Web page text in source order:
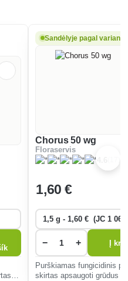
Sandėlyje pagal variantą
Chorus 50 wg
Floraservis
1,60 €
− + Į
Purškiamas fungicidinis
skirtas apsaugoti grūdus